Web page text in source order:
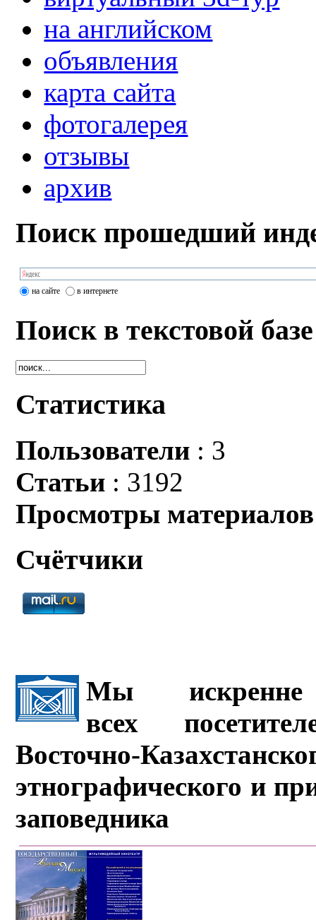
на английском
объявления
карта сайта
фотогалерея
отзывы
архив
Поиск прошедший
на сайте в интернете
Поиск в текстовой базе
Статистика
Пользователи : 3
Статьи : 3192
Просмотры материалов
Счётчики
Мы искренне
всех
Восточно-
этнографического и
заповедника